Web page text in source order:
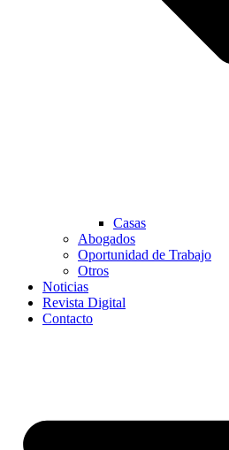
Casas
Abogados
Oportunidad de Trabajo
Otros
Noticias
Revista Digital
Contacto